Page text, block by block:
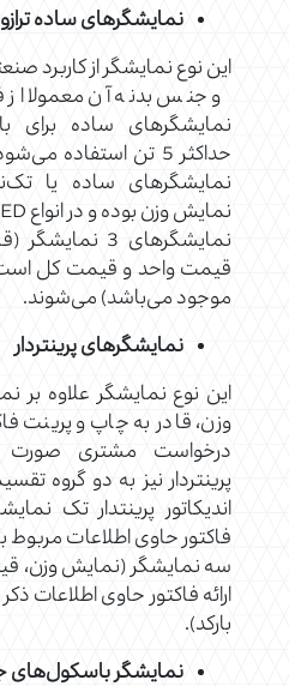
نمایشگرهای ساده
این نوع نمایشگر از کاربرد
و جنس بدنه آن معمولا از
نمایشگرهای ساده برای
حداکثر 5 تن
نمایشگرهای ساده یا
نمایشگرهای 3
موجود می‌باشد) می‌شوند.
نمایشگرهای پرینتردار
این نوع نمایشگر علاوه بر
وزن، قادر به چاپ و پرینت
درخواست مشتری صورت
پرینتردار نیز به دو گروه
اندیکاتور پرینتدار تک
فاکتور حاوی اطلاعات مربوط
سه نمایشگر (نمایش وزن،
ارائه فاکتور حاوی اطلاعات
بارکد).
نمایشگر باسکول‌های